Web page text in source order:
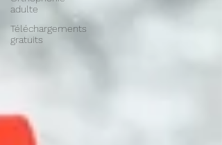
adulte
Téléchargements
gratuits